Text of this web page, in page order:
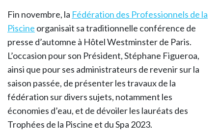
Fin novembre, la Fédération des Professionnels de la
Piscine organisait sa traditionnelle conférence de
presse d’automne à Hôtel Westminster de Paris.
L’occasion pour son Président, Stéphane Figueroa,
ainsi que pour ses administrateurs de revenir sur la
saison passée, de présenter les travaux de la
fédération sur divers sujets, notamment les
économies d’eau, et de dévoiler les lauréats des
Trophées de la Piscine et du Spa 2023.